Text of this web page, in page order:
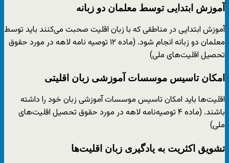
آموزش ابتدایی توسط معلمان دو زبانه
آموزش ابتدایی در مناطقی که با زبان اقلیت صحبت می‌کنند باید توسط
معلمان دو زبانه انجام شود. (ماده ۱۲ توصیه نامه لاهه در مورد حقوق
تحصیل اقلیت‌های ملی)
امکان تاسیس موسسات آموزشی زبان اقلیتی
اقلیت‌ها باید امکان تاسیس موسسات آموزشی زبان خود را داشته
باشند. (ماده ۴ توصیه‌نامه لاهه در مورد حقوق تحصیل اقلیت‌های
ملی)
تشویق اکثریت به یادگیری زبان اقلیت‌ها